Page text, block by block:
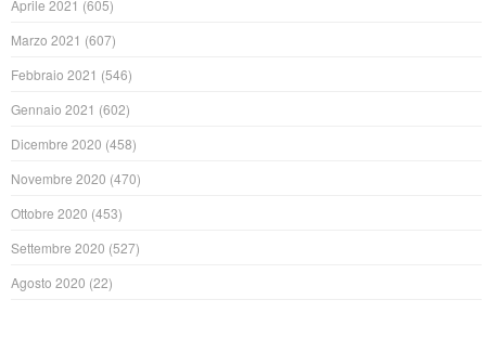
Aprile 2021 (605)
Marzo 2021 (607)
Febbraio 2021 (546)
Gennaio 2021 (602)
Dicembre 2020 (458)
Novembre 2020 (470)
Ottobre 2020 (453)
Settembre 2020 (527)
Agosto 2020 (22)